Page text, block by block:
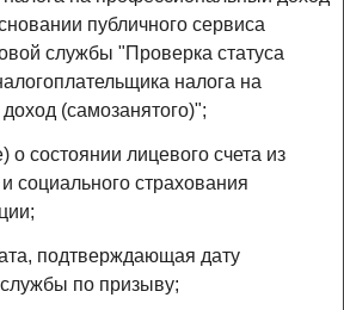
публичного сервиса
службы "Проверка статуса
налога на
(самозанятого)";
о состоянии лицевого счета из
социального страхования
подтверждающая дату
по призыву;